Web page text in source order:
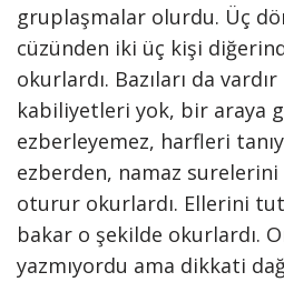
gruplaşmalar olurdu. Üç
cüzünden iki üç kişi
okurlardı. Bazıları da
kabiliyetleri yok, bir araya
ezberleyemez, harfleri
ezberden, namaz surelerini
oturur okurlardı. Ellerini
bakar o şekilde okurlardı.
yazmıyordu ama dikkati